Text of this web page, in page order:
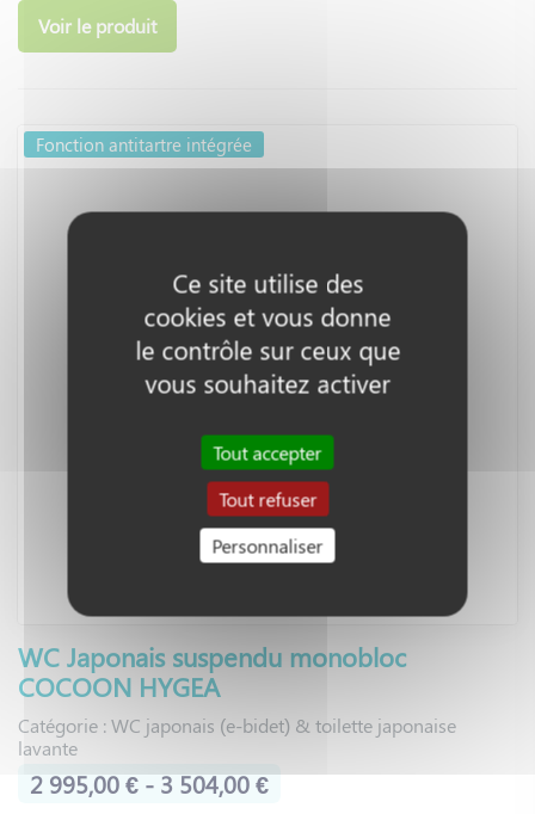
Voir le produit
Fonction antitartre intégrée
WC Japonais suspendu monobloc
COCOON HYGEA
Catégorie : WC japonais (e-bidet) & toilette japonaise
lavante
2 995,00 € - 3 504,00 €
Ce site utilise des
cookies et vous donne
le contrôle sur ceux que
vous souhaitez activer
Tout accepter
Tout refuser
Personnaliser